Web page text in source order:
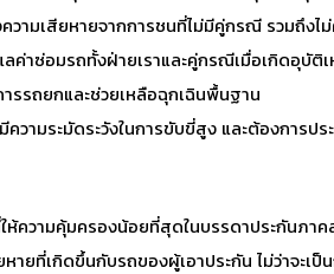
ามเสียหายจากการชนที่ไม่มีคู่กรณี รวมถึง
ค่าซ่อมรถทั้งฝ่ายเราและคู่กรณีเมื่อเกิดอุบัติ
รรถยกและช่วยเหลือฉุกเฉินพื้นฐาน
วามระมัดระวังในการขับขี่สูง และต้องการปร
ห้ความคุ้มครองน้อยที่สุดในบรรดาประกันภ
ายที่เกิดขึ้นกับรถของผู้เอาประกัน ไม่ว่าจะ